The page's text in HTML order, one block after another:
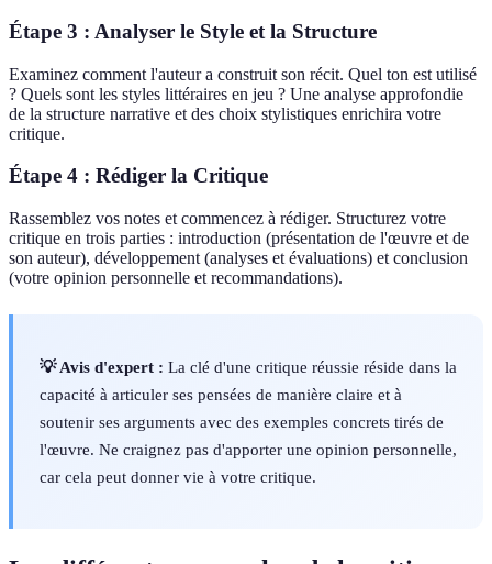
Étape 3 : Analyser le Style et la Structure
Examinez comment l'auteur a construit son récit. Quel ton est utilisé
? Quels sont les styles littéraires en jeu ? Une analyse approfondie
de la structure narrative et des choix stylistiques enrichira votre
critique.
Étape 4 : Rédiger la Critique
Rassemblez vos notes et commencez à rédiger. Structurez votre
critique en trois parties : introduction (présentation de l'œuvre et de
son auteur), développement (analyses et évaluations) et conclusion
(votre opinion personnelle et recommandations).
💡 Avis d'expert : La clé d'une critique réussie réside dans la
capacité à articuler ses pensées de manière claire et à
soutenir ses arguments avec des exemples concrets tirés de
l'œuvre. Ne craignez pas d'apporter une opinion personnelle,
car cela peut donner vie à votre critique.